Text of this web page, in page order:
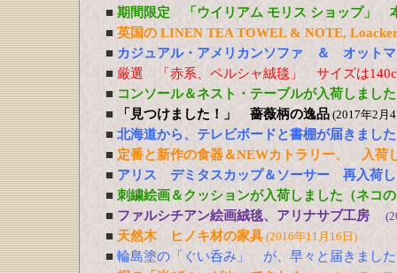
■ 期間限定 「ウイリアム モリス ショップ」
■ 英国の LINEN TEA TOWEL & NOTE,
■ カジュアル・アメリカンソファ ＆ オット
■ 厳選 「赤系、ペルシャ絨毯」 サイズは
■ コンソール＆ネスト・テーブルが入荷しました
■ 「見つけました！」 薔薇柄の逸品 (2017年2月
■ 北海道から、テレビボードと書棚が届きました
■ 定番と新作の食器＆NEWカトラリー、 入荷
■ アリス デミタスカップ＆ソーサー 再入荷し
■ 刺繍絵画＆クッションが入荷しました（ネコ
■ ファルシチアン絵画絨毯、アリナサブ工房
■ 天然木 ヒノキ材の家具 (2016年11月16日)
■ 輪島塗の「ぐい呑み」 が、早々と届きました